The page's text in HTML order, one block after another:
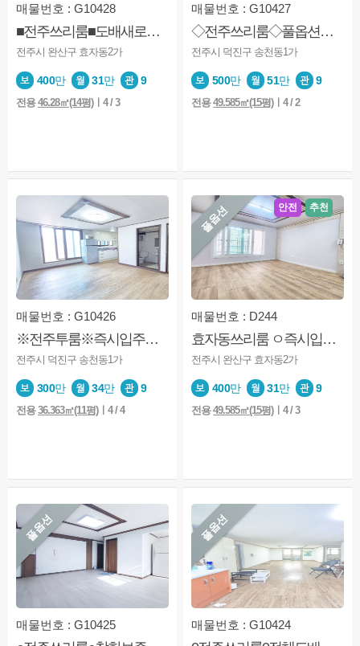
매물번호 : G10428
■전주쓰리룸■도배새로함■싱크대교체■핫한쓰리룸■노고민
전주시 완산구 효자동2가
400만 31만 9
전용46.28㎡(14평)ㅣ4 / 3
매물번호 : G10427
◇전주쓰리룸◇풀옵션◇롯데맥스마트◇남향
전주시 덕진구 송천동1가
500만 51만 9
전용49.585㎡(15평)ㅣ4 / 2
매물번호 : G10426
※전주투룸※즉시입주※4층※층간소음없음
전주시 덕진구 송천동1가
300만 34만 9
전용36.363㎡(11평)ㅣ4 / 4
풀옵션 안전 추천
매물번호 : D244
효자동쓰리룸 ㅇ즉시입주 ㅇ가성비 ㅇ우정청 ㅇ풀옵션 ㅇ노고민
전주시 완산구 효자동2가
400만 31만 9
전용49.585㎡(15평)ㅣ4 / 3
풀옵션
매물번호 : G10425
풀옵션
매물번호 : G10424